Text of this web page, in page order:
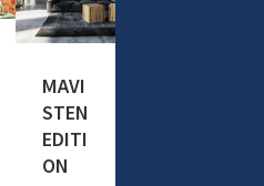
MAVI
STEN
EDITI
ON